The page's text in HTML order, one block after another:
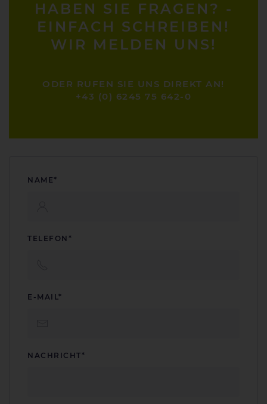
HABEN SIE FRAGEN? -
EINFACH SCHREIBEN!
WIR MELDEN UNS!
ODER RUFEN SIE UNS DIREKT AN!
+43 (0) 6245 75 642-0
NAME*
TELEFON*
E-MAIL*
NACHRICHT*